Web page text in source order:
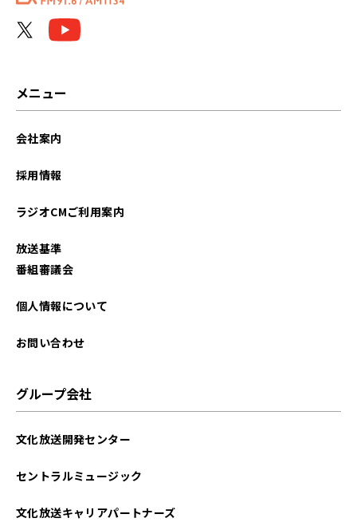
2024年01月
メニュー
会社案内
採用情報
ラジオCMご利用案内
放送基準
番組審議会
個人情報について
お問い合わせ
グループ会社
文化放送開発センター
セントラルミュージック
文化放送キャリアパートナーズ